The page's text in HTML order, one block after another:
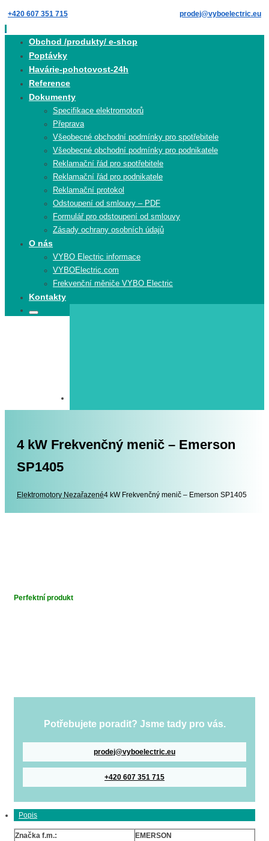
Skip
to
content
+420 607 351 715 prodej@vyboelectric.eu
Obchod /produkty/ e-shop
Poptávky
Havárie-pohotovost-24h
Reference
Dokumenty
Specifikace elektromotorů
Přeprava
Všeobecné obchodní podmínky pro spotřebitele
Všeobecné obchodní podmínky pro podnikatele
Reklamační řád pro spotřebitele
Reklamační řád pro podnikatele
Reklamační protokol
Odstoupení od smlouvy – PDF
Formulář pro odstoupení od smlouvy
Zásady ochrany osobních údajů
O nás
VYBO Electric informace
VYBOElectric.com
Frekvenční měniče VYBO Electric
Kontakty
Search
Search
4 kW Frekvenčný menič – Emerson
SP1405
Elektromotory Elektromotory
Nezařazené4 kW Frekvenčný menič – Emerson SP1405
Perfektní produkt
Potřebujete poradit? Jsme tady pro vás.
prodej@vyboelectric.eu
+420 607 351 715
Popis
Značka f.m.:
EMERSON